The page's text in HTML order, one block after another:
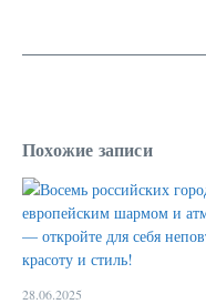
Похожие записи
28.06.2025